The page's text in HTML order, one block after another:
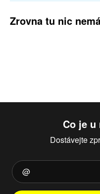
Zrovna tu nic
Co je u
Dostávejte